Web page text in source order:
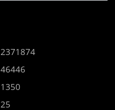
25
2371874
46446
1350